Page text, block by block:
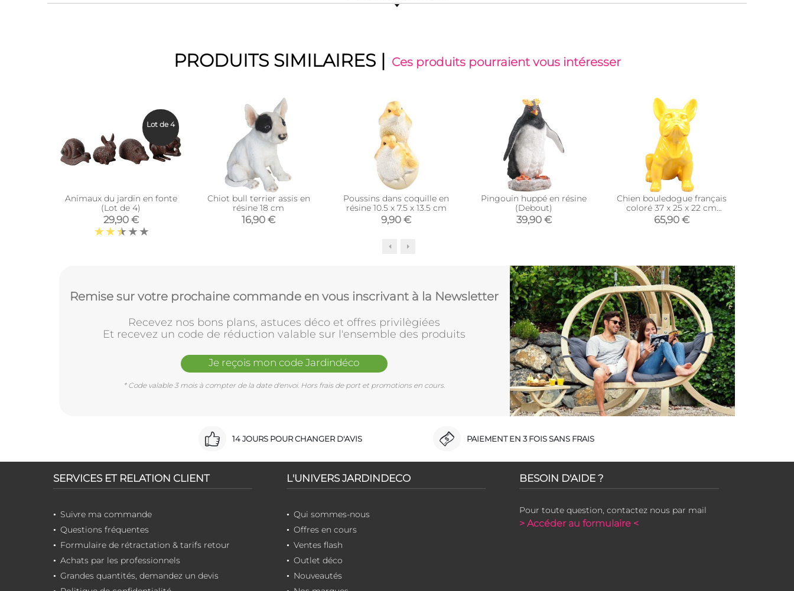
PRODUITS SIMILAIRES | Ces produits pourraient vous intéresser
Animaux du jardin en fonte
(Lot de 4)
29,90 €
Lot de 4
Chiot bull terrier assis en
résine 18 cm
16,90 €
Poussins dans coquille en
résine 10.5 x 7.5 x 13.5 cm
9,90 €
Pingouin huppé en résine
(Debout)
39,90 €
Chien bouledogue français
coloré 37 x 25 x 22 cm
(Jaune)
65,90 €
Remise sur votre prochaine commande en vous inscrivant à la Newsletter
Recevez nos bons plans, astuces déco et offres privilègiées
Et recevez un code de réduction valable sur l'ensemble des produits
Je reçois mon code Jardindéco
* Code valable 3 mois à compter de la date d'envoi. Hors frais de port et promotions en cours.
14 JOURS POUR CHANGER D'AVIS PAIEMENT EN 3 FOIS SANS FRAIS
SERVICES ET RELATION CLIENT
Suivre ma commande
Questions fréquentes
Formulaire de rétractation & tarifs retour
Achats par les professionnels
Grandes quantités, demandez un devis
L'UNIVERS JARDINDECO
Qui sommes-nous
Offres en cours
Ventes flash
Outlet déco
Nouveautés
BESOIN D'AIDE ?
Pour toute question, contactez nous par mail
> Accéder au formulaire <